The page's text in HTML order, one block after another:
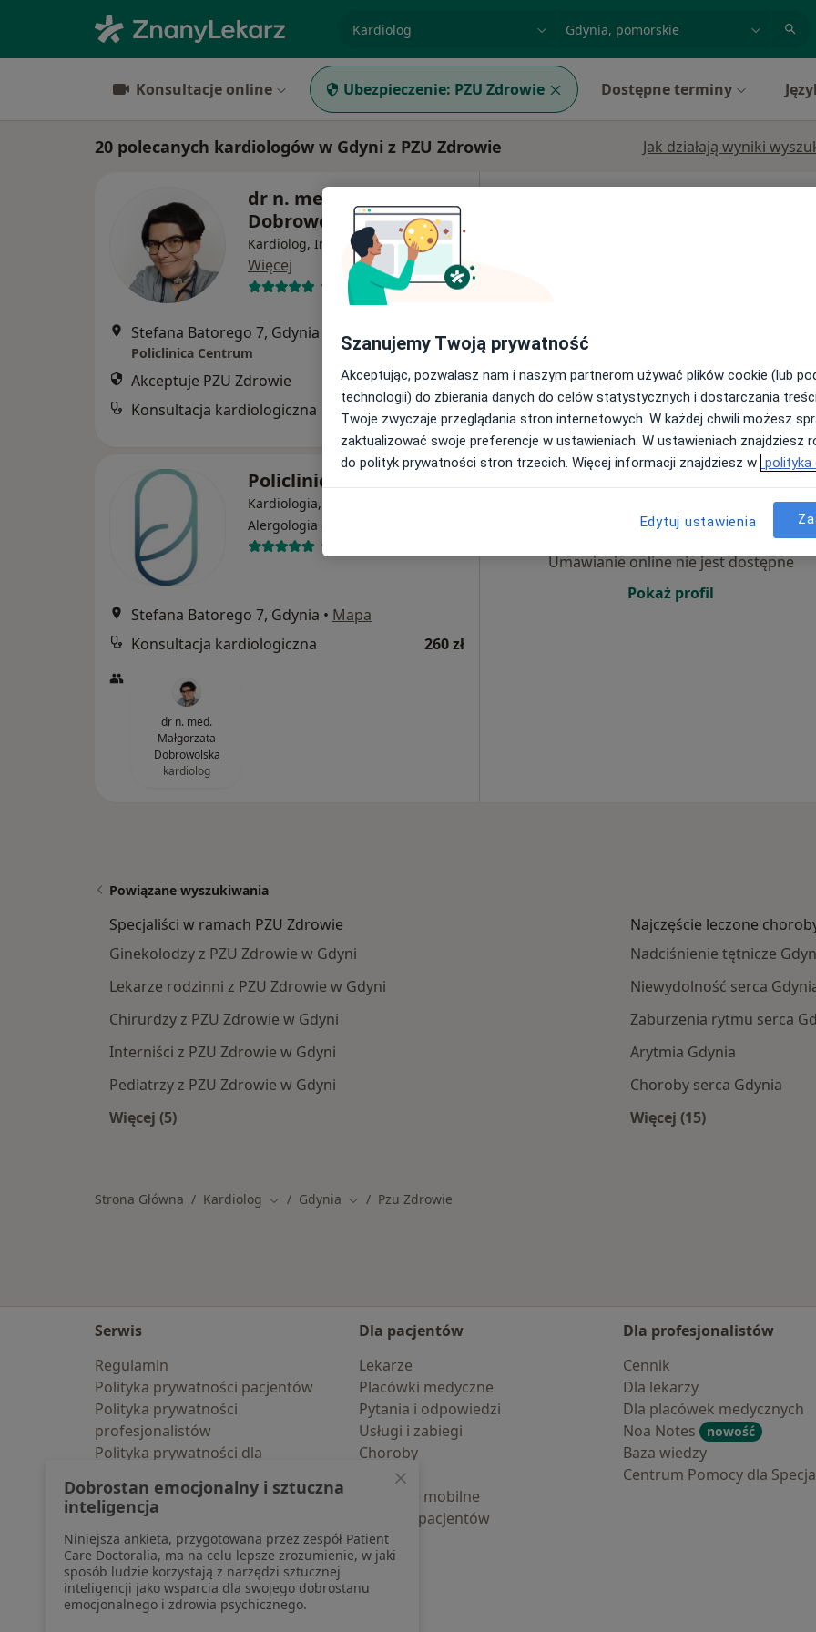
Konsultacje online Ubezpieczenie: PZU Zdrowie Dostępne terminy
20 polecanych kardiologów w Gdyni z PZU Zdrowie Jak działają wyniki
dr n. med. Małgorzata
Dobrowolska
Kardiolog, Internista, Geriatra·
Więcej
126 opinii
Stefana Batorego 7, Gdynia Mapa
Policlinica Centrum
Akceptuje PZU Zdrowie
Konsultacja kardiologiczna
260 zł
Policlinica Centrum
Kardiologia, Alergologia,
Alergologia dziecięca
1275 opinii
Stefana Batorego 7, Gdynia • Mapa
Konsultacja kardiologiczna
260 zł
dr n. med.
Małgorzata
Dobrowolska
kardiolog
10 Sie
Umawianie online nie jest dostępne
Pokaż profil
Powiązane wyszukiwania
Specjaliści w ramach PZU Zdrowie
Ginekolodzy z PZU Zdrowie w Gdyni
Lekarze rodzinni z PZU Zdrowie w Gdyni
Chirurdzy z PZU Zdrowie w Gdyni
Interniści z PZU Zdrowie w Gdyni
Pediatrzy z PZU Zdrowie w Gdyni
Więcej (5)
Najczęście leczone
Nadciśnienie tętnicze
Niewydolność serca
Zaburzenia rytmu serca
Arytmia Gdynia
Choroby serca Gdynia
Więcej (15)
Strona Główna Kardiolog Zmień miasto
Gdynia Zmień miasto
Pzu Zdrowie
Serwis
Regulamin
Polityka prywatności pacjentów
Polityka prywatności
profesjonalistów
Polityka prywatności dla
pozyskaliśmy samodzielnie
Polityka cookies
Jak działają wyniki wyszukiwania
Dostępność
O nas
Praca Rekrutujemy!
Dla pacjentów
Lekarze
Placówki medyczne
Pytania i odpowiedzi
Usługi i zabiegi
Choroby
Pomoc
Aplikacje mobilne
Blog dla pacjentów
Dla profesjonalistów
Cennik
Dla lekarzy
Dla placówek medycznych
Noa Notes
nowość
Baza wiedzy
Centrum Pomocy dla
Szanujemy Twoją prywatność
Akceptując, pozwalasz nam i naszym partnerom używać plików cookie (lub
technologii) do zbierania danych do celów statystycznych i dostarczania
Twoje zwyczaje przeglądania stron internetowych. W każdej chwili możesz
zaktualizować swoje preferencje w ustawieniach. W ustawieniach znajdziesz
do polityk prywatności stron trzecich. Więcej informacji znajdziesz w polityka
Edytuj ustawienia
Dobrostan emocjonalny i sztuczna
inteligencja
Niniejsza ankieta, przygotowana przez zespół Patient
Care Doctoralia, ma na celu lepsze zrozumienie, w jaki
sposób ludzie korzystają z narzędzi sztucznej
inteligencji jako wsparcia dla swojego dobrostanu
emocjonalnego i zdrowia psychicznego.